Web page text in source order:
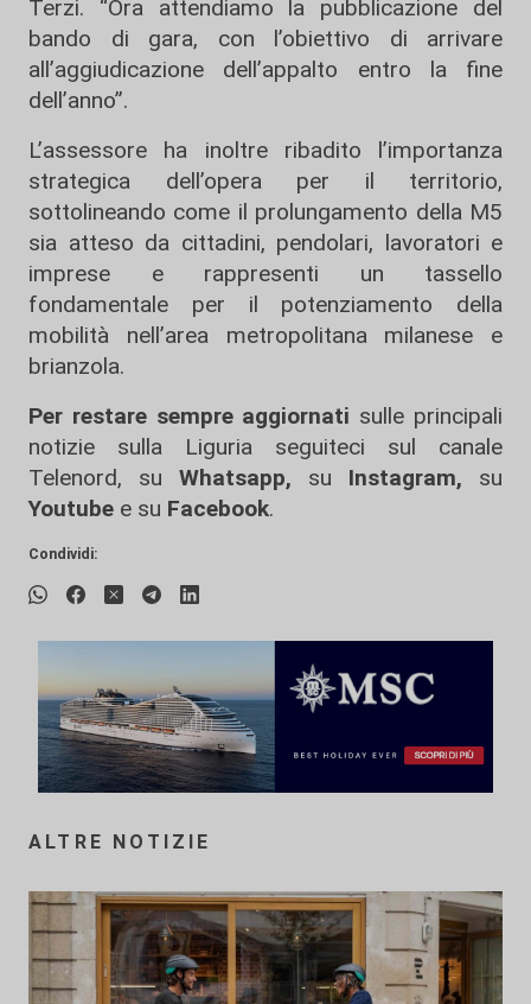
Terzi. “Ora attendiamo la pubblicazione del
bando di gara, con l’obiettivo di arrivare
all’aggiudicazione dell’appalto entro la fine
dell’anno”.
L’assessore ha inoltre ribadito l’importanza
strategica dell’opera per il territorio,
sottolineando come il prolungamento della M5
sia atteso da cittadini, pendolari, lavoratori e
imprese e rappresenti un tassello
fondamentale per il potenziamento della
mobilità nell’area metropolitana milanese e
brianzola.
Per restare sempre aggiornati sulle principali
notizie sulla Liguria seguiteci sul canale
Telenord, su
Whatsapp, su Instagram, su
Youtube e su Facebook.
Condividi:
ALTRE NOTIZIE